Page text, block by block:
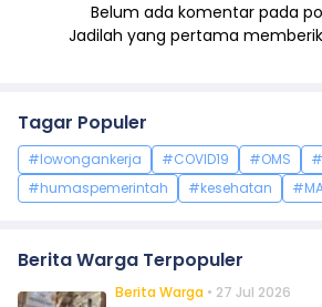
Belum ada komentar pada
Jadilah yang pertama
Tagar Populer
#lowongankerja #COVID19 #OMS
#humaspemerintah
#kesehatan
Berita Warga Terpopuler
Berita Warga • 27 Jul 2026